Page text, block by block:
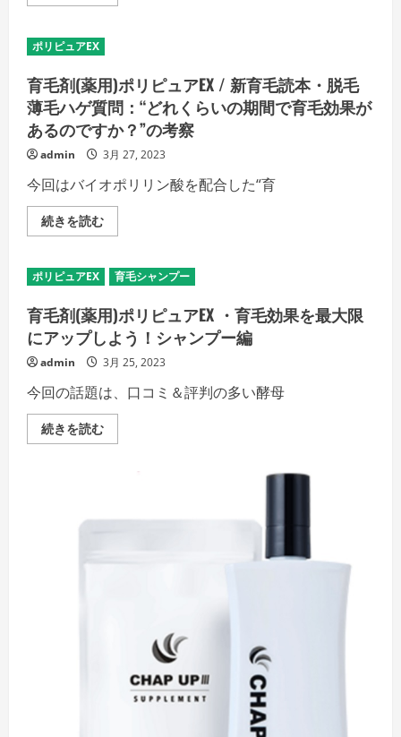
全
っ
い
い
ほ
ど
効
果
を
じ
ら
れ
ず・・”の
考
詳
細
ご
覧
く
だ
さ
い
ゲ
問：“ど
く
い
の
期
間
で
効
果
で
す
か？”の
考
詳
細
ご
覧
く
だ
さ
ピ
ュ
EX
/
新
育
毛
読
本・
脱
毛
薄
毛
ハ
質
ッ
サ
ー
っ
て
効
果
的
の
で
す
か？”の
考
ご
さ
ポリピュアEX
育毛剤(薬用)ポリピュアEX / 新育毛読本・脱毛
薄毛ハゲ質問：“どれくらいの期間で育毛効果が
あるのですか？”の考察
admin 3月 27, 2023
今回はバイオポリリン酸を配合した“育
続きを読む育
毛
用)
ポ
ピ
ュ
ア
EX
/
新
毛
脱
毛
問：“ど
ポリピュアEX 育毛シャンプー
育毛剤(薬用)ポリピュアEX ・育毛効果を最大限
にアップしよう！シャンプー編
admin 3月 25, 2023
今回の話題は、口コミ＆評判の多い酵母
続きを読む育
毛
ピ
・